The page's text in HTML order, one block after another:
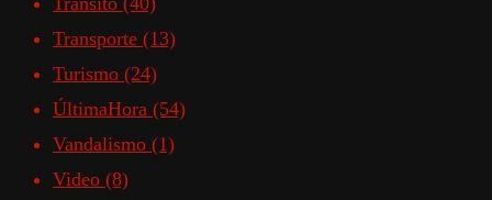
Transporte (13)
Turismo (24)
ÚltimaHora (54)
Vandalismo (1)
Video (8)